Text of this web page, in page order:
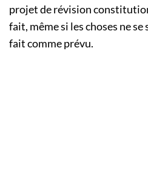
projet de révision
fait, même si les choses ne
fait comme prévu.